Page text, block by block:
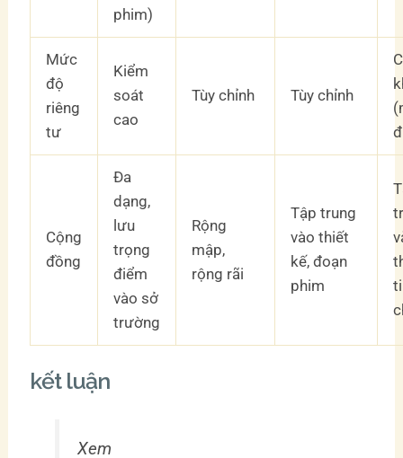
phim)
Mức
độ
riêng
tư
Kiểm
soát
cao
Tùy chỉnh Tùy chỉnh
Cộng
đồng
Đa
dạng,
lưu
trọng
điểm
vào sở
trường
Rộng
mập,
rộng rãi
Tập trung
vào thiết
kế, đoạn
phim
kết luận
Xem